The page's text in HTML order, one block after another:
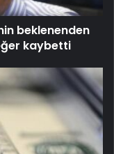
beklenenden
kaybetti